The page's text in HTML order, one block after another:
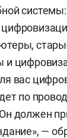
и
вас
по
должен
—